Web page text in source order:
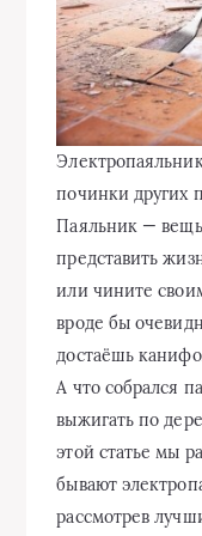
починки других
Паяльник —
представить
или чините
вроде бы
достаёшь
А что собрался
выжигать по
этой статье мы
бывают
рассмотрев